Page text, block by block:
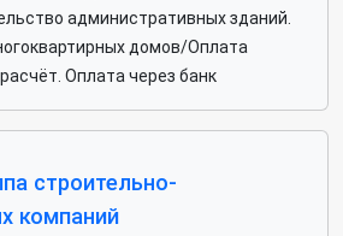
административных зданий.
домов/Оплата
Оплата через банк
строительно-
компаний